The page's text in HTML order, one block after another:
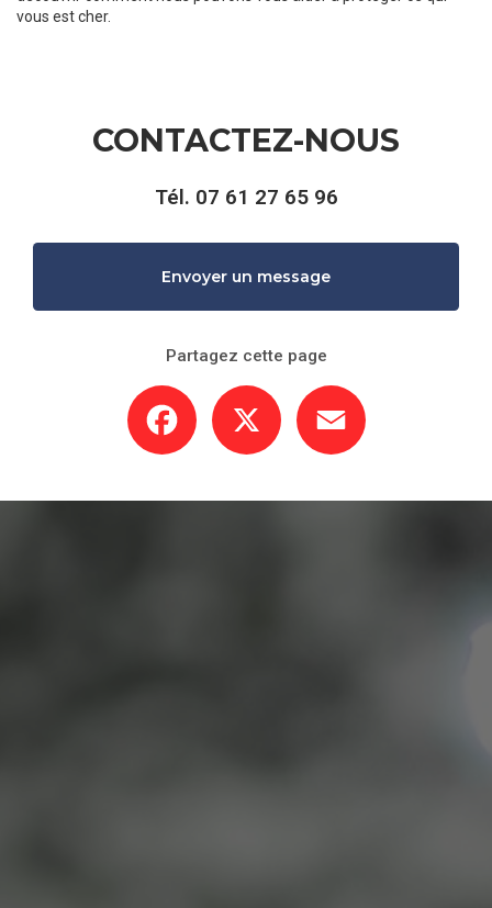
vous est cher.
CONTACTEZ-NOUS
Tél. 07 61 27 65 96
Envoyer un message
Partagez cette page
Facebook